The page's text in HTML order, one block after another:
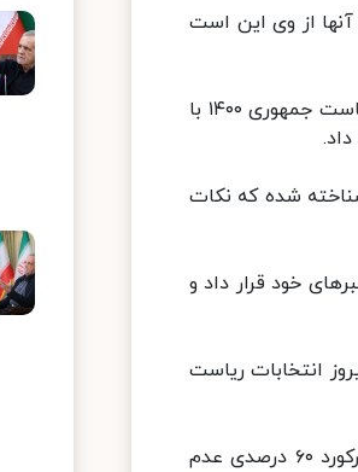
آنها از وی این است
بخش اسپانیایی خبرگزاری آناتولی نوشت: ابراهیم رئیسی، رئیس جمهوری منتخب ایران در انتخابات ریاست جمهوری ۱۴۰۰ با
شده که نکات
خبرهای خود قرار داد و
اعلام کرد، ابراهیم رئیسی با اخذ ۶۲ درصد آراء پیروز انتخابات ریاست
این روزنامه فرانسوی افزود: داده های رسمی حاکی از بی اعتباری نظرسنجی های انجام شده مبنی بر رکورد ۶۰ درصدی عدم